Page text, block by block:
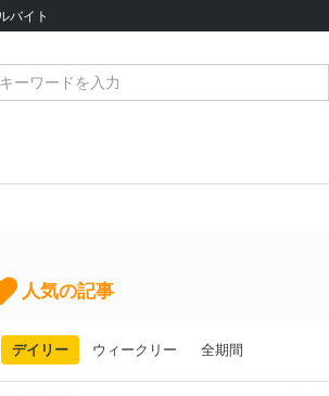
バイト
人気の記事
デイリー ウィークリー 全期間